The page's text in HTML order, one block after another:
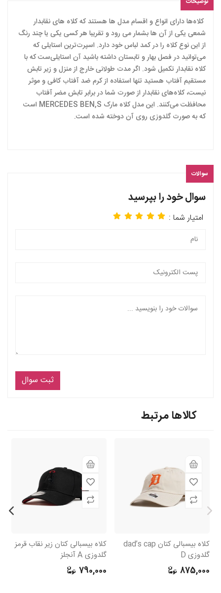
کلاه‌ها دارای انواع و اقسام مدل ها هستند که کلاه های نقابدار
شمعی یکی از آن ها بشمار می رود و تقریبا هر کسی یکی یا چند رنگ
از این نوع کلاه را در کمد لباس خود دارد. اسپرت‌ترین استایلی که
می‌توانید در فصل بهار و تابستان داشته باشید آن استایلی‌ست که با
کلاه نقابدار تکمیل شود. اگر مدت طولانی خارج از منزل و زیر تابش
مستقیم آفتاب هستید تنها استفاده از کرم ضد آفتاب کافی و‌ موثر
نیست، کلاه‌های نقابدار از صورت شما در برابر تابش مضر آفتاب
محافظت می‌کنند. این مدل کلاه مارک MERCEDES BEN,S است
که به صورت گلدوزی روی آن دوخته شده است.
سوالات
سوال خود را بپرسید
امتیار شما :
ثبت سوال
کالاها مرتبط
کلاه بیسبالی کتان dad’s cap
گلدوزی D
875,000
کلاه بیسبالی کتان زیر نقاب قرمز
گلدوزی A آنجلز
790,000